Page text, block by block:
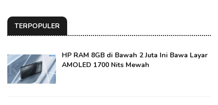
TERPOPULER
HP RAM 8GB di Bawah 2 Juta Ini Bawa Layar
AMOLED 1700 Nits Mewah